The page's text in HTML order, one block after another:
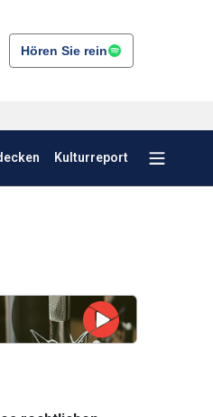
Hören Sie rein
Kulturreport